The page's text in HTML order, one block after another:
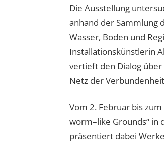
Die Ausstellung
anhand der Sammlung
Wasser, Boden und
Installationskünstlerin
vertieft den Dialog über
Netz der
Vom 2. Februar bis
worm–like Grounds“ in
präsentiert dabei